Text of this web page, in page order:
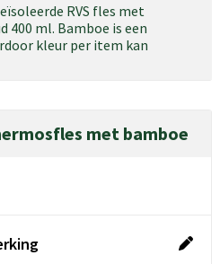
RVS fles met
400 ml. Bamboe is een
kleur per item kan
met bamboe